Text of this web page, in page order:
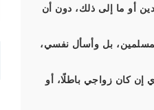
أو ما إلى ذلك، دون أن
بل وأسأل نفسي،
كان زواجي باطلًا، أو